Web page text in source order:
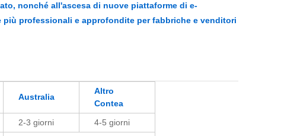
nonché all'ascesa di nuove piattaforme di e-
professionali e approfondite per fabbriche e venditori
Australia
Altro
Contea
2-3 giorni 4-5 giorni